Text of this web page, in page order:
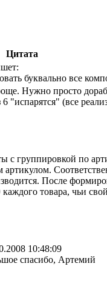
Цитата
буквально все
Нужно просто
"испарятся" (все
группировкой по
После
товара, чьи
10:48:09
спасибо, Артемий